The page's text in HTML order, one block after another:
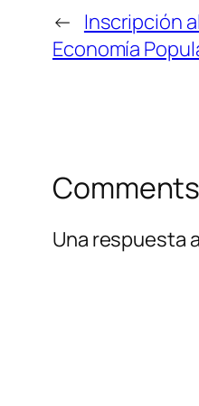
← Inscripción
Economía
Comments
Una respuesta